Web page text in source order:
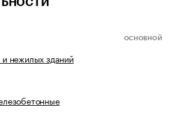
ОСНОВНОЙ
нежилых зданий